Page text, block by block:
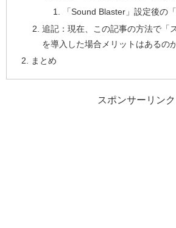
「Sound Blaster」設定後の
追記：現在、この記事の方法で「
を導入した場合メリットはあるの
まとめ
スポンサーリンク